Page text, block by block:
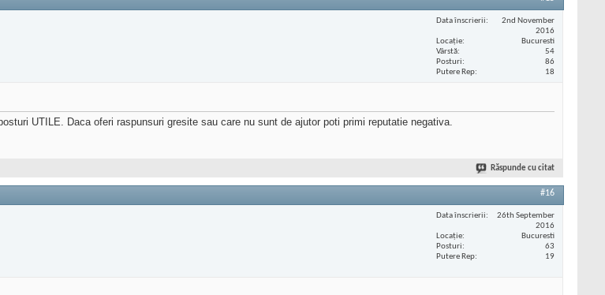
Data înscrierii
2nd November
2016
Locaţie
Bucuresti
Vârstă
54
Posturi
86
Putere Rep
18
UTILE. Daca oferi raspunsuri gresite sau care nu sunt de ajutor poti primi reputatie negativa.
Răspunde cu citat
#16
Data înscrierii
26th September
2016
Locaţie
Bucuresti
Posturi
63
Putere Rep
19